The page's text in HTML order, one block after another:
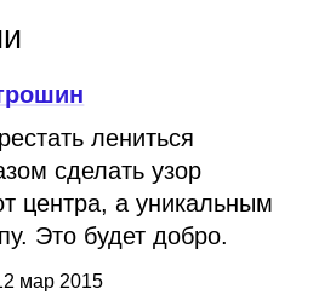
лениться
сделать узор
центра, а уникальным
Это будет добро.
мар 2015